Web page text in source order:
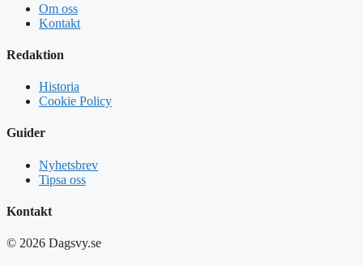
Om oss
Kontakt
Redaktion
Historia
Cookie Policy
Guider
Nyhetsbrev
Tipsa oss
Kontakt
© 2026 Dagsvy.se